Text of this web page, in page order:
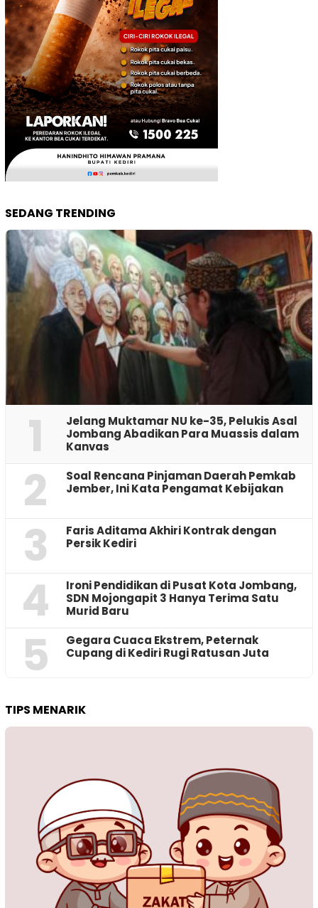
SEDANG TRENDING
1
Jelang Muktamar NU ke-35, Pelukis Asal
Jombang Abadikan Para Muassis dalam
Kanvas
2
‎Soal Rencana Pinjaman Daerah Pemkab
Jember, Ini Kata Pengamat Kebijakan ‎
3
Faris Aditama Akhiri Kontrak dengan
Persik Kediri
4
Ironi Pendidikan di Pusat Kota Jombang,
SDN Mojongapit 3 Hanya Terima Satu
Murid Baru
5
‎Gegara Cuaca Ekstrem, Peternak
Cupang di Kediri Rugi Ratusan Juta
TIPS MENARIK